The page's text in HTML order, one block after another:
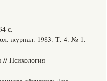
с.
журнал. 1983. Т. 4. № 1.
// Психология